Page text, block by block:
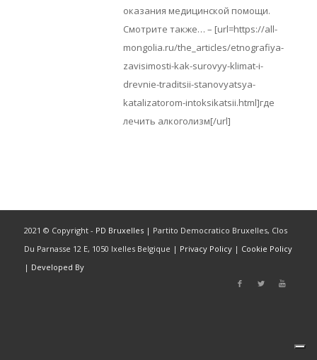
оказания медицинской помощи.
Смотрите также… – [url=https://all-
mongolia.ru/the_articles/etnografiya-
zavisimosti-kak-surovyy-klimat-i-
drevnie-traditsii-stanovyatsya-
katalizatorom-intoksikatsii.html]где
лечить алкоголизм[/url]
2021 © Copyright - PD Bruxelles| Partito Democratico Bruxelles, Clos
Du Parnasse 12 E, 1050 Ixelles Belgique | Privacy Policy| Cookie Policy
| Developed By